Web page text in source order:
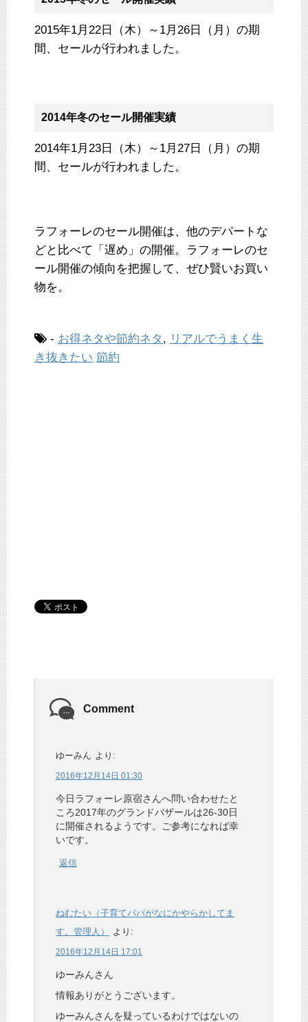
2015年1月22日（木）～1月26日（月）の期
間、セールが行われました。
2014年冬のセール開催実績
2014年1月23日（木）～1月27日（月）の期
間、セールが行われました。
ラフォーレのセール開催は、他のデパートな
どと比べて「遅め」の開催。ラフォーレのセ
ール開催の傾向を把握して、ぜひ賢いお買い
物を。
- お得ネタや節約ネタ , リアルでうまく生
き抜きたい 節約
Comment
ゆーみん より:
2016年12月14日 01:30
今日ラフォーレ原宿さんへ問い合わせたと
ころ2017年のグランドバザールは26-30日
に開催されるようです。ご参考になれば幸
いです。
返信
ねむたい（子育てパパがなにかやらかしてま
す。管理人）
より:
2016年12月14日 17:01
ゆーみんさん
情報ありがとうございます。
ゆーみんさんを疑っているわけではないの